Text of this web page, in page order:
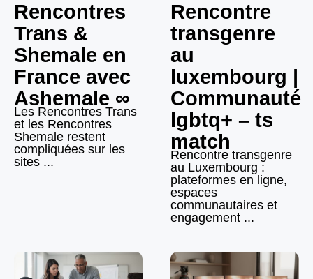
Rencontres
Trans &
Shemale en
France avec
Ashemale ∞
Les Rencontres Trans
et les Rencontres
Shemale restent
compliquées sur les
sites ...
Rencontre
transgenre
au
luxembourg |
Communauté
lgbtq+ – ts
match
Rencontre transgenre
au Luxembourg :
plateformes en ligne,
espaces
communautaires et
engagement ...